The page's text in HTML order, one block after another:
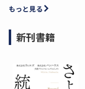
もっと見る
新刊書籍